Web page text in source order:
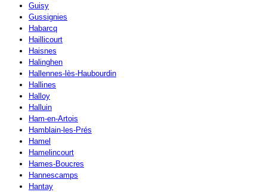
Guisy
Gussignies
Habarcq
Haillicourt
Haisnes
Halinghen
Hallennes-lès-Haubourdin
Hallines
Halloy
Halluin
Ham-en-Artois
Hamblain-les-Prés
Hamel
Hamelincourt
Hames-Boucres
Hannescamps
Hantay